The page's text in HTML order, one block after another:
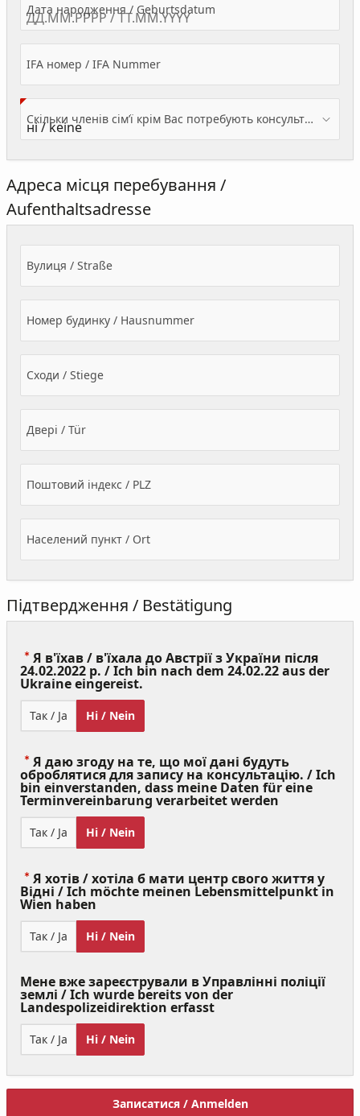
Дата народження / Geburtsdatum
IFA номер / IFA Nummer
Скільки членів сім’ї крім Вас потребують консультації? / Wieviele Familienmitglieder brauchen Beratung - zusätzlich zu Ihnen?
Адреса місця перебування /
Aufenthaltsadresse
Вулиця / Straße
Номер будинку / Hausnummer
Сходи / Stiege
Двері / Tür
Поштовий індекс / PLZ
Населений пункт / Ort
Підтвердження / Bestätigung
Я в'їхав / в'їхала до Австрії з України після
24.02.2022 р. / Ich bin nach dem 24.02.22 aus der
Ukraine eingereist.
Required)
Так / Ja Ні / Nein
Я даю згоду на те, що мої дані будуть
оброблятися для запису на консультацію. / Ich
bin einverstanden, dass meine Daten für eine
Terminvereinbarung verarbeitet werden
Так / Ja Ні / Nein
Я хотів / хотіла б мати центр свого життя у
Відні / Ich möchte meinen Lebensmittelpunkt in
Wien haben
Required)
Так / Ja Ні / Nein
Мене вже зареєстрували в Управлінні поліції
землі / Ich wurde bereits von der
Landespolizeidirektion erfasst
Так / Ja Ні / Nein
Записатися / Anmelden